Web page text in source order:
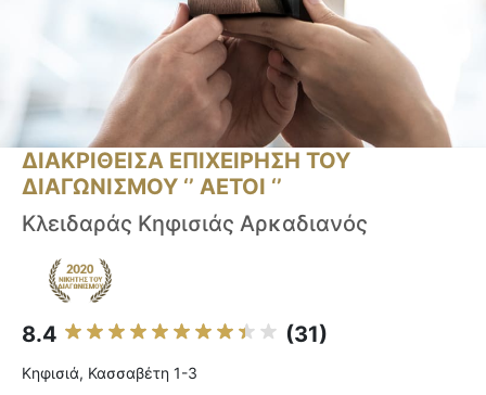
ΔΙΑΚΡΙΘΕΙΣΑ ΕΠΙΧΕΙΡΗΣΗ ΤΟΥ
ΔΙΑΓΩΝΙΣΜΟΥ ‘’ ΑΕΤΟΙ ‘’
Κλειδαράς Κηφισιάς Αρκαδιανός
8.4 (31)
Κηφισιά, Κασσαβέτη 1-3